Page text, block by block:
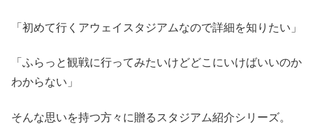
「初めて行くアウェイスタジアムなので詳細を知りたい」
「ふらっと観戦に行ってみたいけどどこにいけばいいのか
わからない」
そんな思いを持つ方々に贈るスタジアム紹介シリーズ。